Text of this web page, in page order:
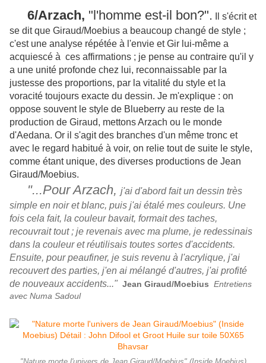
6/Arzach, "l'homme est-il bon?".
Il s'écrit et
se dit que Giraud/Moebius a beaucoup changé de style ;
c'est une analyse répétée à l'envie et Gir lui-même a
acquiescé à ces affirmations ; je pense au contraire qu'il y
a une unité profonde chez lui, reconnaissable par la
justesse des proportions, par la vitalité du style et la
voracité toujours exacte du dessin. Je m'explique : on
oppose souvent le style de Blueberry au reste de la
production de Giraud, mettons Arzach ou le monde
d'Aedana. Or il s'agit des branches d'un même tronc et
avec le regard habitué à voir, on relie tout de suite le style,
comme étant unique, des diverses productions de Jean
Giraud/Moebius.
"...Pour Arzach, j'ai d'abord fait un dessin très
simple en noir et blanc, puis j'ai étalé mes couleurs. Une
fois cela fait, la couleur bavait, formait des taches,
recouvrait tout ; je revenais avec ma plume, je redessinais
dans la couleur et réutilisais toutes sortes d'accidents.
Ensuite, pour peaufiner, je suis revenu à l'acrylique, j'ai
recouvert des parties, j'en ai mélangé d'autres, j'ai profité
de nouveaux accidents..." Jean Giraud/Moebius Entretiens
avec Numa Sadoul